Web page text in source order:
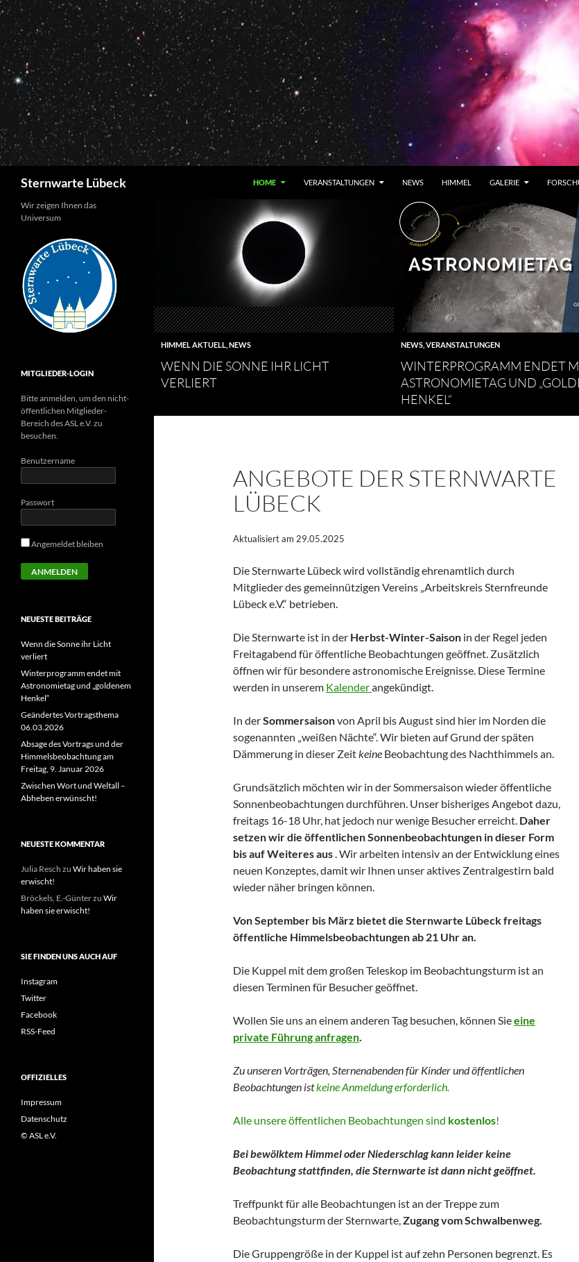
Zum
Inhalt
springen
Sternwarte Lübeck HOME VERANSTALTUNGEN NEWS HIMMEL GALERIE
HIMMEL AKTUELL NEWS
WENN DIE SONNE IHR LICHT
VERLIERT
NEWS VERANSTALTUNGEN
WINTERPROGRAMM ENDET
ASTRONOMIETAG UND
HENKEL“
ANGEBOTE DER STERNWARTE
LÜBECK
Aktualisiert am 29.05.2025
Die Sternwarte Lübeck wird vollständig ehrenamtlich durch
Mitglieder des gemeinnützigen Vereins „Arbeitskreis Sternfreunde
Lübeck e.V.“ betrieben.
Die Sternwarte ist in der Herbst-Winter-Saison in der Regel jeden
Freitagabend für öffentliche Beobachtungen geöffnet. Zusätzlich
öffnen wir für besondere astronomische Ereignisse. Diese Termine
werden in unserem Kalenderangekündigt.
In derSommersaisonvon April bis August sind hier im Norden die
sogenannten „weißen Nächte“. Wir bieten auf Grund der späten
Dämmerung in dieser Zeit keine Beobachtung des Nachthimmels an.
Grundsätzlich möchten wir in der Sommersaison wieder öffentliche
Sonnenbeobachtungen durchführen. Unser bisheriges Angebot dazu,
freitags 16-18 Uhr, hat jedoch nur wenige Besucher erreicht. Daher
setzen wir die öffentlichen Sonnenbeobachtungen in dieser Form
bis auf Weiteres aus . Wir arbeiten intensiv an der Entwicklung eines
neuen Konzeptes, damit wir Ihnen unser aktives Zentralgestirn bald
wieder näher bringen können.
Von September bis März bietet die Sternwarte Lübeck freitags
öffentliche Himmelsbeobachtungen ab 21 Uhr an.
Die Kuppel mit dem großen Teleskop im Beobachtungsturm ist an
diesen Terminen für Besucher geöffnet.
Wollen Sie uns an einem anderen Tag besuchen, können Sieeine
private Führung anfragen
Zu unseren Vorträgen, Sternenabenden für Kinder undöffentlichen
Beobachtungen istkeine Anmeldung erforderlich.
Alle unsere öffentlichen Beobachtungen sind kostenlos!
Bei bewölktem Himmel oder Niederschlag kann leider keine
Beobachtung stattfinden, die Sternwarte ist dann nicht geöffnet.
Treffpunkt für alle Beobachtungen ist an der Treppe zum
Beobachtungsturm der Sternwarte, Zugang vom Schwalbenweg.
Die Gruppengröße in der Kuppel ist auf zehn Personen begrenzt. Es
Wir zeigen Ihnen das
Universum
MITGLIEDER-LOGIN
Bitte anmelden, um den nicht-
öffentlichen Mitglieder-
Bereich des ASL e.V. zu
besuchen.
Benutzername
Passwort
Angemeldet bleiben
NEUESTE BEITRÄGE
Wenn die Sonne ihr Licht
verliert
Winterprogramm endet mit
Astronomietag und „goldenem
Henkel“
Geändertes Vortragsthema
06.03.2026
Absage des Vortrags und der
Himmelsbeobachtung am
Freitag, 9. Januar 2026
Zwischen Wort und Weltall –
Abheben erwünscht!
NEUESTE KOMMENTAR
Julia Resch zu Wir haben sie
erwischt!
Bröckels, E.-Günterzu Wir
haben sie erwischt!
SIE FINDEN UNS AUCH AUF
Instagram
Twitter
Facebook
RSS-Feed
OFFIZIELLES
Impressum
Datenschutz
© ASL e.V.